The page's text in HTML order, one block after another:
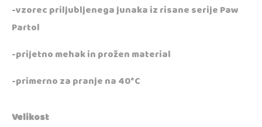
-vzorec priljubljenega junaka iz risane serije Paw
Partol
-prijetno mehak in prožen material
-primerno za pranje na 40*C
Velikost